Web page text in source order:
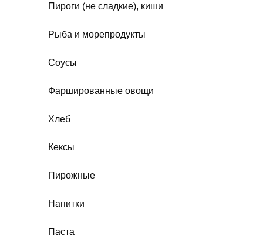
Пироги (не сладкие), киши
Рыба и морепродукты
Соусы
Фаршированные овощи
Хлеб
Кексы
Пирожные
Напитки
Паста